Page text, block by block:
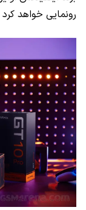
رونمایی خواهد